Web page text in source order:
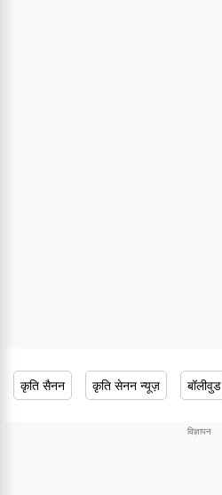
कृति सैनन कृति सेनन न्यूज़ बॉलीवुड